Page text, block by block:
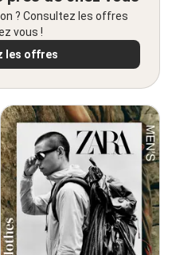
? Consultez les offres
vous !
les offres